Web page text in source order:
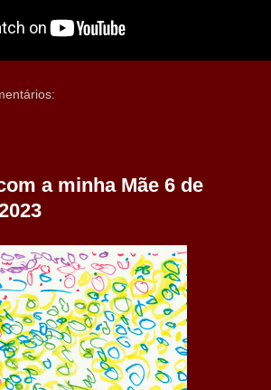
a minha Mãe 6 de